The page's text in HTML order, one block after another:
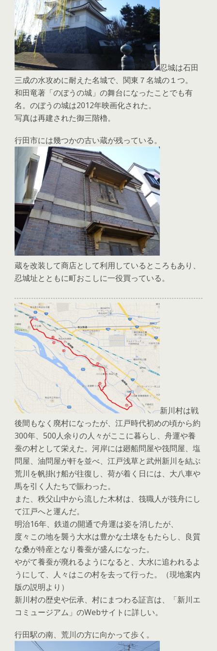
忍城は石田
三成の水攻めに耐えた名城で、関東７名城の１つ。
和田竜著「のぼうの城」の舞台になったことでも有
名。のぼうの城は2012年映画化された。
写真は再建された御三階櫓。
行田市には幾つかの古い蔵が残っている。
蔵を改装して商店として利用しているところもあり、
忍城址とともに町おこしに一役買っている。
新川村は戦
後間もなく廃村になったが、江戸時代初めの頃から約
300年、500人余りの人々がここに暮らし、舟運や養
蚕の村として栄えた。河岸には廻船問屋や筏問屋、塩
問屋、油問屋が軒を並べ、江戸浅草と武州新川を結ぶ
荒川を帆掛け船が往復し、荷が着く日には、大八車や
馬を引く人たちで賑わった。
また、秩父山中から流した木材は、筏職人が筏舟にし
て江戸へと運んだ。
明治16年、鉄道の開通で舟運は姿を消したが、
度々この地を襲う大水は豊かな土壌をもたらし、良質
な桑が特産となり養蚕が盛んになった。
やがて養蚕が廃れるようになると、大水に追われるよ
うにして、人々はこの村を去って行った。（現地案内
版の説明より）
新川村の歴史や伝承、村にまつわる証言は、「新川エ
コミュージアム」のWebサイトに詳しい。
行田駅の南、荒川の方に向かって歩く。